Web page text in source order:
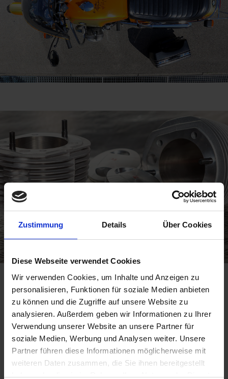
Zustimmung Details Über Cookies
Diese Webseite verwendet Cookies
Wir verwenden Cookies, um Inhalte und Anzeigen zu
personalisieren, Funktionen für soziale Medien anbieten
zu können und die Zugriffe auf unsere Website zu
analysieren. Außerdem geben wir Informationen zu Ihrer
Verwendung unserer Website an unsere Partner für
soziale Medien, Werbung und Analysen weiter. Unsere
Partner führen diese Informationen möglicherweise mit
weiteren Daten zusammen, die Sie ihnen bereitgestellt
haben oder die sie im Rahmen Ihrer Nutzung der Dienste
DIE SIEBENROCK-KITS
Plug & Play für Drehmoment bis zum
Abwinken
Wer Siebenrock sagt, denkt in neun von zehn Fällen an
unsere Kits zur Optimierung von Leistung und
Drehmoment. Besitzer eines 2V-Boxers kennen die typische
Frage am Bikertreff: „Noch original oder schon ein
Siebenrock-Kit drauf?“ Meist ist es also nur eine Frage der